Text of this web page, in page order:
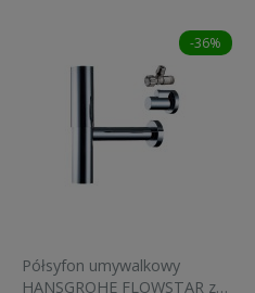
-36%
Półsyfon umywalkowy
HANSGROHE FLOWSTAR z